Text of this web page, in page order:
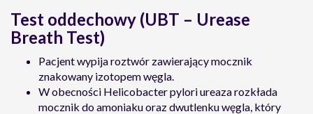
Test oddechowy (UBT – Urease
Breath Test)
Pacjent wypija roztwór zawierający mocznik
znakowany izotopem węgla.
W obecności Helicobacter pylori ureaza rozkłada
mocznik do amoniaku oraz dwutlenku węgla, który